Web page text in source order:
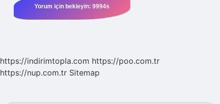
https://indirimtopla.com https://poo.com.tr
https://nup.com.tr Sitemap